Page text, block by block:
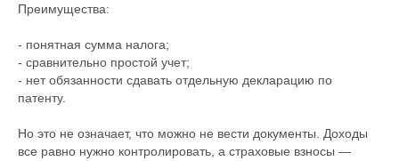
Преимущества:
- понятная сумма налога;
- сравнительно простой учет;
- нет обязанности сдавать отдельную декларацию по
патенту.
Но это не означает, что можно не вести документы. Доходы
все равно нужно контролировать, а страховые взносы —